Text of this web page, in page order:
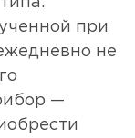
при
не
—